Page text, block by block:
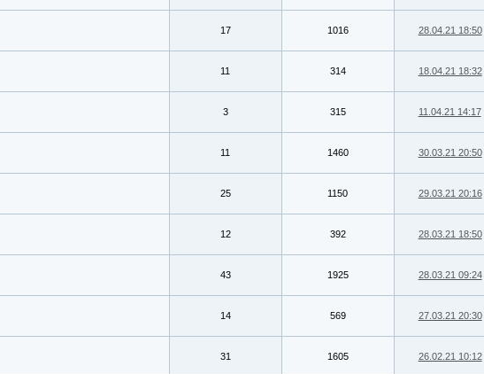
17 1016 28.04.21 18:50
11 314 18.04.21 18:32
3 315 11.04.21 14:17
11 1460 30.03.21 20:50
25 1150 29.03.21 20:16
12 392 28.03.21 18:50
43 1925 28.03.21 09:24
14 569 27.03.21 20:30
31 1605 26.02.21 10:12